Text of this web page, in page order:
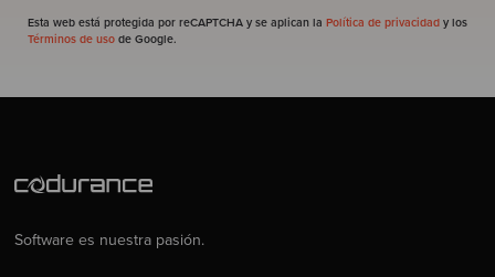
Esta web está protegida por reCAPTCHA y se aplican la Política de privacidad y los
Términos de uso de Google.
Software es nuestra pasión.